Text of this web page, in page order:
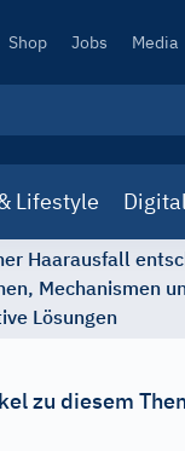
Secondary
Shop Jobs Media
Lifestyle
Haarausfall
Mechanismen
Lösungen
zu diesem